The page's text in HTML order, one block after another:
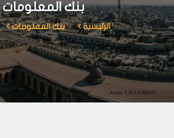
بنك المعلومات
الرئيسية بنك المعلومات